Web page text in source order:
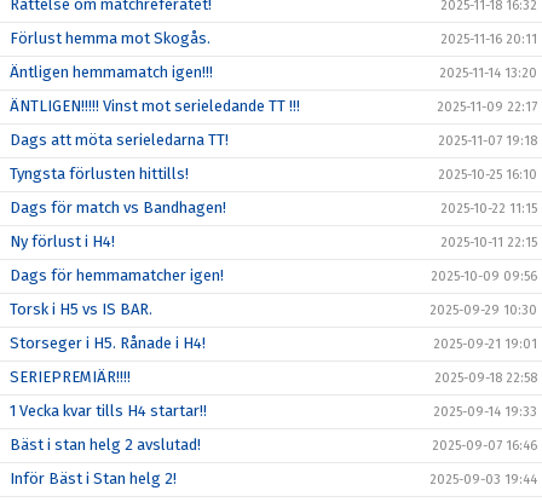
Rättelse om matchreferatet! 2025-11-18 16:32
Förlust hemma mot Skogås. 2025-11-16 20:11
Äntligen hemmamatch igen!!! 2025-11-14 13:20
ÄNTLIGEN!!!!! Vinst mot serieledande TT !!! 2025-11-09 22:17
Dags att möta serieledarna TT! 2025-11-07 19:18
Tyngsta förlusten hittills! 2025-10-25 16:10
Dags för match vs Bandhagen! 2025-10-22 11:15
Ny förlust i H4! 2025-10-11 22:15
Dags för hemmamatcher igen! 2025-10-09 09:56
Torsk i H5 vs IS BAR. 2025-09-29 10:30
Storseger i H5. Rånade i H4! 2025-09-21 19:01
SERIEPREMIÄR!!!! 2025-09-18 22:58
1 Vecka kvar tills H4 startar!! 2025-09-14 19:33
Bäst i stan helg 2 avslutad! 2025-09-07 16:46
Inför Bäst i Stan helg 2! 2025-09-03 19:44